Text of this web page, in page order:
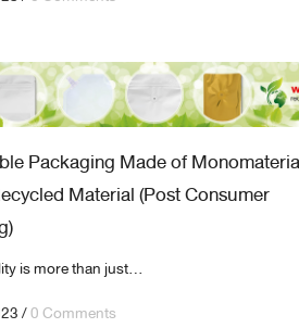
Packaging Made of
Material (Post Consumer
is more than just...
/0 Comments